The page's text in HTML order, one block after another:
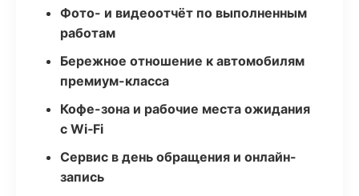
Фото- и видеоотчёт по выполненным
работам
Бережное отношение к автомобилям
премиум-класса
Кофе-зона и рабочие места ожидания
с Wi‑Fi
Сервис в день обращения и онлайн-
запись